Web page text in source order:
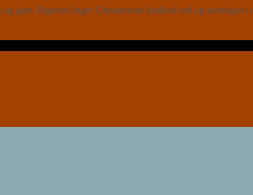
og igen. Digteren Inger Christensens krøllede ord og